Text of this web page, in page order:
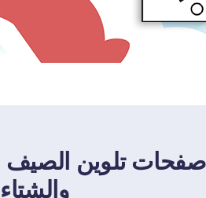
والشتاء